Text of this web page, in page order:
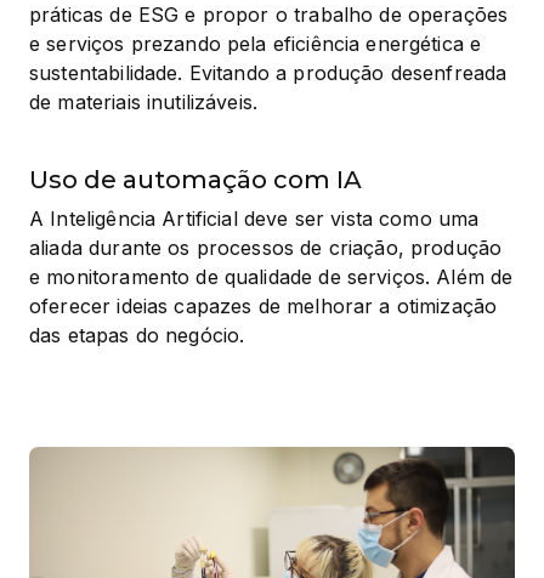
práticas de ESG e propor o trabalho de operações
e serviços prezando pela eficiência energética e
sustentabilidade. Evitando a produção desenfreada
de materiais inutilizáveis.
Uso de automação com IA
A Inteligência Artificial deve ser vista como uma
aliada durante os processos de criação, produção
e monitoramento de qualidade de serviços. Além de
oferecer ideias capazes de melhorar a otimização
das etapas do negócio.